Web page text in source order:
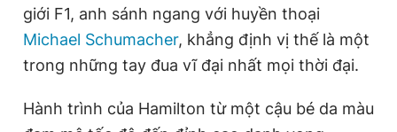
giới F1, anh sánh ngang với huyền thoại
Michael Schumacher, khẳng định vị thế là một
trong những tay đua vĩ đại nhất mọi thời đại.
Hành trình của Hamilton từ một cậu bé da màu